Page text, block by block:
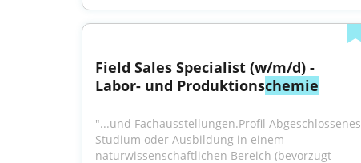
Field Sales Specialist (w/m/d) -
Labor- und Produktionschemie
"...und Fachausstellungen.Profil Abgeschlossenes
Studium oder Ausbildung in einem